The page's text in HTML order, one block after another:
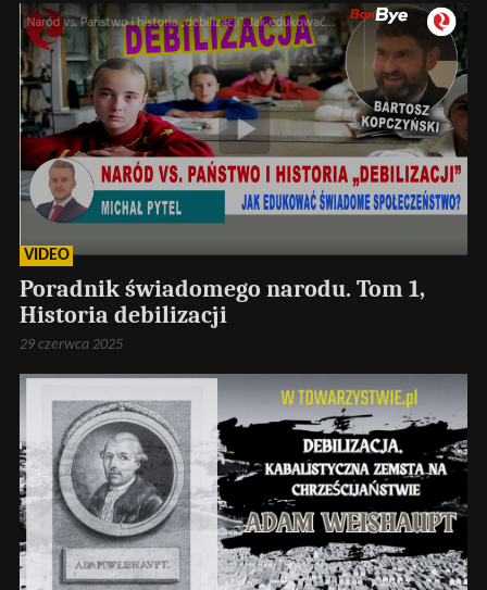
VIDEO
Poradnik świadomego narodu. Tom 1,
Historia debilizacji
29 czerwca 2025